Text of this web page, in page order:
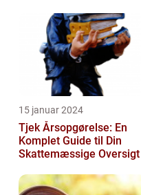
15 januar 2024
Tjek Årsopgørelse: En
Komplet Guide til Din
Skattemæssige Oversigt